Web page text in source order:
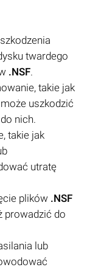
twardego
.NSF.
takie jak
uszkodzić
nich.
takie jak
utratę
plików .NSF
prowadzić do
lub